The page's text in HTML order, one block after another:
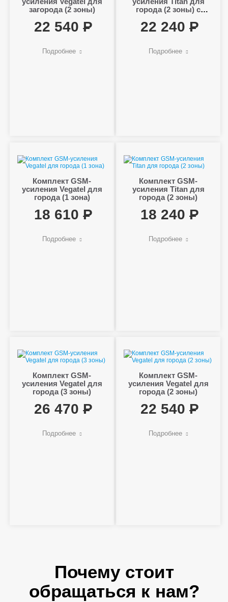
загорода (2 зоны)
22 540
Подробнее
города (2 зоны) с
22 240
Подробнее
Комплект GSM-
усиления Vegatel для
города (1 зона)
18 610
Подробнее
Комплект GSM-
усиления Titan для
города (2 зоны)
18 240
Подробнее
Комплект GSM-
усиления Vegatel для
города (3 зоны)
26 470
Подробнее
Комплект GSM-
усиления Vegatel для
города (2 зоны)
22 540
Подробнее
Почему стоит
обращаться к нам?